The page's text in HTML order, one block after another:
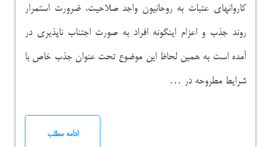
کاروانهای عتبات به روحانیون واجد صلاحیت، ضرورت استمرار
روند جذب و اعزام اینگونه افراد به صورت اجتناب ناپذیری در
آمده است به همین لحاظ این موضوع تحت عنوان جذب خاص با
شرایط مطروحه در …
ادامه مطلب